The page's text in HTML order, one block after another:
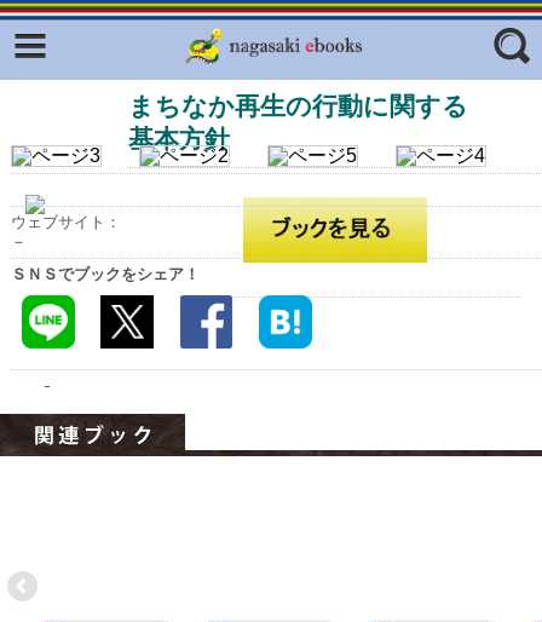
フリーワード
ジャンル
エリア
まちなか再生の行動に関する
基本方針
ウェブサイト：
－
ＳＮＳでブックをシェア！
Facebook
ふくいろキラリプロジェクト
東京観光デジタルパンフレットギャ
ラリー（TOKYO Brochures）
復興応援企画
広報誌ナビ
長崎と天草地方の潜伏キリシタン
関連遺産